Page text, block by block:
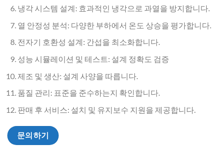
냉각 시스템 설계: 효과적인 냉각으로 과열을 방지합니다.
열 안정성 분석: 다양한 부하에서 온도 상승을 평가합니다.
전자기 호환성 설계: 간섭을 최소화합니다.
성능 시뮬레이션 및 테스트: 설계 정확도 검증
제조 및 생산: 설계 사양을 따릅니다.
품질 관리: 표준을 준수하는지 확인합니다.
판매 후 서비스: 설치 및 유지보수 지원을 제공합니다.
문의하기